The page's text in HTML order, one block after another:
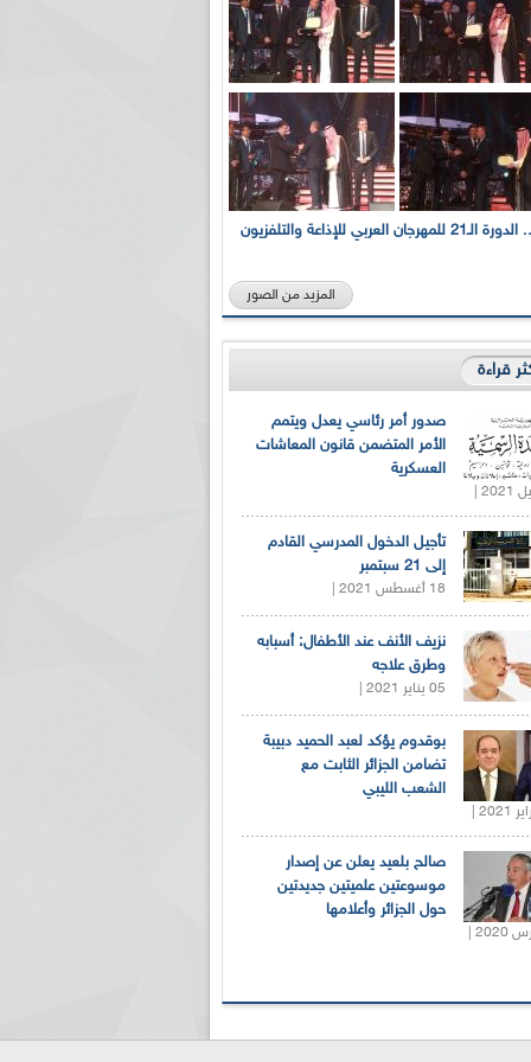
بالصور... الدورة الـ21 للمهرجان العربي للإذاعة والتلفزيون
المزيد من الصور
قراءة
صدور أمر رئاسي يعدل ويتمم
الأمر المتضمن قانون المعاشات
العسكرية
تأجيل الدخول المدرسي القادم
إلى 21 سبتمبر
18 أغسطس 2021 |
نزيف الأنف عند الأطفال: أسبابه
وطرق علاجه
05 يناير 2021 |
بوقدوم يؤكد لعبد الحميد دبيبة
تضامن الجزائر الثابت مع
الشعب الليبي
صالح بلعيد يعلن عن إصدار
موسوعتين علميتين جديدتين
حول الجزائر وأعلامها